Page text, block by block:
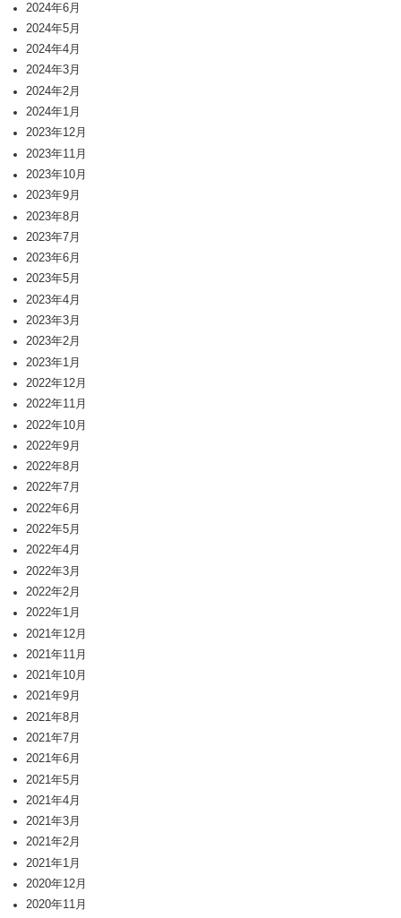
2024年6月
2024年5月
2024年4月
2024年3月
2024年2月
2024年1月
2023年12月
2023年11月
2023年10月
2023年9月
2023年8月
2023年7月
2023年6月
2023年5月
2023年4月
2023年3月
2023年2月
2023年1月
2022年12月
2022年11月
2022年10月
2022年9月
2022年8月
2022年7月
2022年6月
2022年5月
2022年4月
2022年3月
2022年2月
2022年1月
2021年12月
2021年11月
2021年10月
2021年9月
2021年8月
2021年7月
2021年6月
2021年5月
2021年4月
2021年3月
2021年2月
2021年1月
2020年12月
2020年11月